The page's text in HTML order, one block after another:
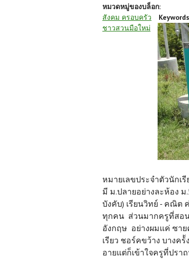
หมวดหมู่ของบล็อก:
สังคม ครอบครัว
ชาวสวนมือใหม่
หมายเลขประจำตัวนักเ
มี ม.ปลายอย่างละห้อง
บังคับ) เรียนวิทย์ - คณิต
ทุกคน ส่วนมากครูที่สอน
อังกฤษ อย่างผมแค่ ซาย
เรียว ชอร์คขว้าง บางค
อายแต่ก็เข้าใจครูที่ปรา